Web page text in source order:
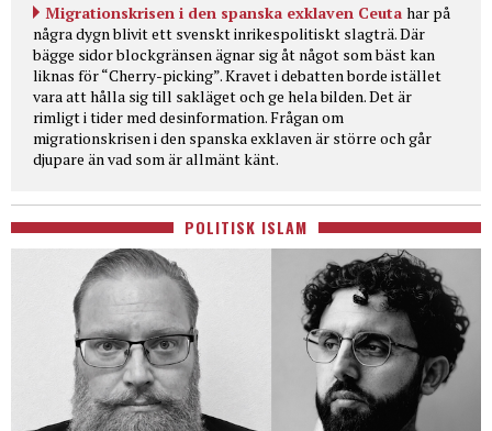
Migrationskrisen i den spanska exklaven Ceuta har på
några dygn blivit ett svenskt inrikespolitiskt slagträ. Där
bägge sidor blockgränsen ägnar sig åt något som bäst kan
liknas för “Cherry-picking”. Kravet i debatten borde istället
vara att hålla sig till sakläget och ge hela bilden. Det är
rimligt i tider med desinformation. Frågan om
migrationskrisen i den spanska exklaven är större och går
djupare än vad som är allmänt känt.
POLITISK ISLAM